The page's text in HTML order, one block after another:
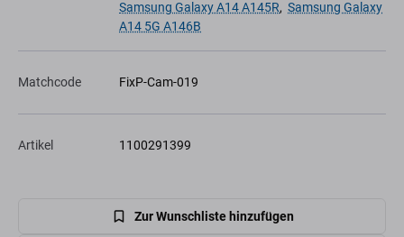
Samsung Galaxy A14 A145R, Samsung Galaxy
A14 5G A146B
Matchcode FixP-Cam-019
Artikel 1100291399
Zur Wunschliste hinzufügen